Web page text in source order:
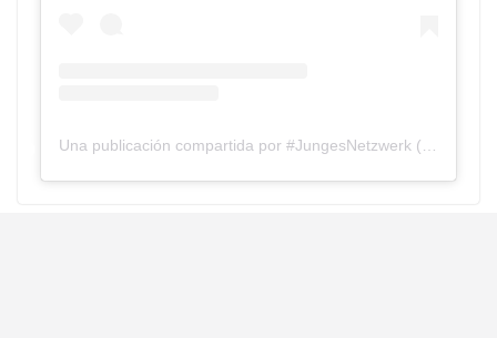
Una publicación compartida por #JungesNetzwerk (@junges.netzwerk)